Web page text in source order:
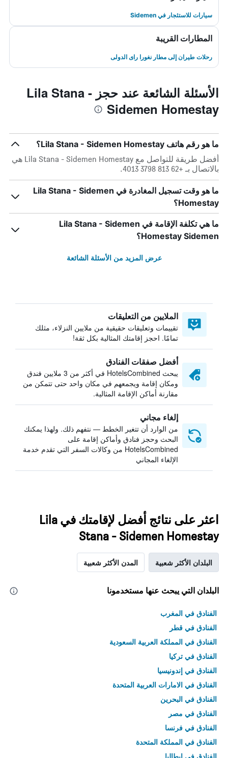
سيارات للاستئجار في Sidemen
المطارات القريبة
رحلات طيران إلى مطار نغورا راى الدولى
الأسئلة الشائعة عند حجز Lila Stana -
Sidemen Homestay
ما هو رقم هاتف Lila Stana - Sidemen Homestay؟
أفضل طريقة للتواصل مع Lila Stana - Sidemen Homestay هي
بالاتصال بـ +62 813 3798 4013.
ما هو وقت تسجيل المغادرة في Lila Stana - Sidemen
Homestay؟
ما هي تكلفة الإقامة في Lila Stana - Sidemen
Homestay Sidemen؟
عرض المزيد من الأسئلة الشائعة
الملايين من التعليقات
تقييمات وتعليقات حقيقية من ملايين النزلاء، مثلك
تمامًا. احجز إقامتك المثالية بكل ثقة!
أفضل صفقات الفنادق
يبحث HotelsCombined في أكثر من 3 ملايين فندق
ومكان إقامة ويجمعهم في مكان واحد حتى تتمكن من
مقارنة أماكن الإقامة المثالية.
إلغاء مجاني
من الوارد أن تتغير الخطط — نتفهم ذلك. ولهذا يمكنك
البحث وحجز فنادق وأماكن إقامة على
HotelsCombined من وكالات السفر التي تقدم خدمة
الإلغاء المجاني
اعثر على نتائج أفضل لإقامتك في Lila
Stana - Sidemen Homestay
البلدان الأكثر شعبية المدن الأكثر شعبية
البلدان التي يبحث عنها مستخدمونا
الفنادق في المغرب
الفنادق في قطر
الفنادق في المملكة العربية السعودية
الفنادق في تركيا
الفنادق في إندونيسيا
الفنادق في الامارات العربية المتحدة
الفنادق في البحرين
الفنادق في مصر
الفنادق في فرنسا
الفنادق في المملكة المتحدة
الفنادق في إيطاليا